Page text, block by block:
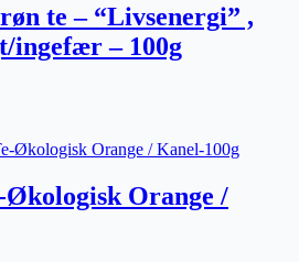
te – “Livsenergi” ,
ingefær – 100g
Økologisk Orange /